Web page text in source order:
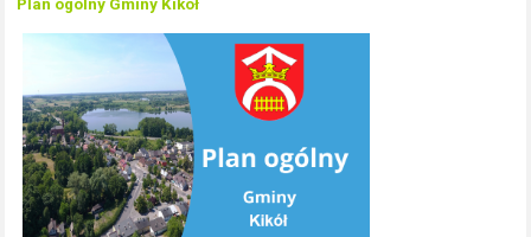
Plan ogólny Gminy Kikół